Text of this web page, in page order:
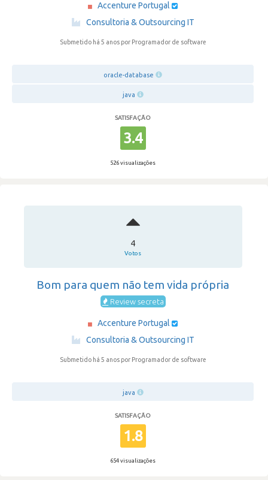
Accenture Portugal
·
Consultoria & Outsourcing IT
Submetido há 5 anos por Programador de software
oracle-database
java
SATISFAÇÃO
3.4
526 visualizações
4
Votos
Bom para quem não tem vida própria
Review secreta
Accenture Portugal
·
Consultoria & Outsourcing IT
Submetido há 5 anos por Programador de software
java
SATISFAÇÃO
1.8
654 visualizações